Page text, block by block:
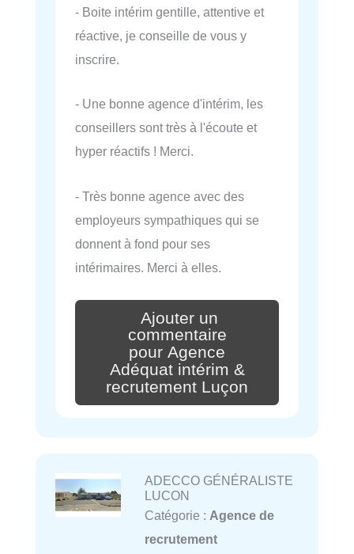
- Boite intérim gentille, attentive et
réactive, je conseille de vous y
inscrire.
- Une bonne agence d'intérim, les
conseillers sont très à l'écoute et
hyper réactifs ! Merci.
- Très bonne agence avec des
employeurs sympathiques qui se
donnent à fond pour ses
intérimaires. Merci à elles.
Ajouter un
commentaire
pour Agence
Adéquat intérim &
recrutement Luçon
ADECCO GÉNÉRALISTE
LUCON
Catégorie : Agence de
recrutement